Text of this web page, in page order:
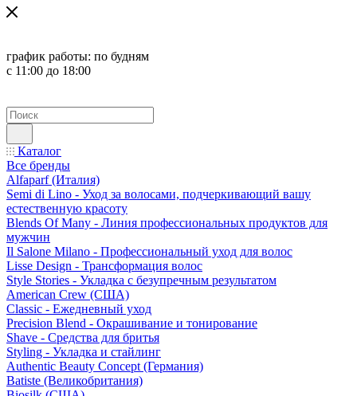
график работы: по будням
с 11:00 до 18:00
Каталог
Все бренды
Alfaparf (Италия)
Semi di Lino - Уход за волосами, подчеркивающий вашу
естественную красоту
Blends Of Many - Линия профессиональных продуктов для
мужчин
Il Salone Milano - Профессиональный уход для волос
Lisse Design - Трансформация волос
Style Stories - Укладка с безупречным результатом
American Crew (США)
Classic - Ежедневный уход
Precision Blend - Окрашивание и тонирование
Shave - Средства для бритья
Styling - Укладка и стайлинг
Authentic Beauty Concept (Германия)
Batiste (Великобритания)